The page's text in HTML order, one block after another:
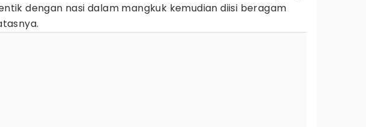
dengan nasi dalam mangkuk kemudian diisi beragam